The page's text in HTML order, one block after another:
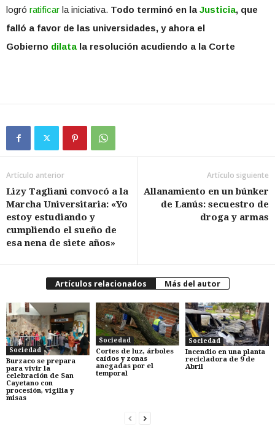
logró ratificar la iniciativa. Todo terminó en la Justicia, que
falló a favor de las universidades, y ahora el
Gobierno dilata la resolución acudiendo a la Corte
Artículo anterior
Lizy Tagliani convocó a la
Marcha Universitaria: «Yo
estoy estudiando y
cumpliendo el sueño de
esa nena de siete años»
Artículo siguiente
Allanamiento en un búnker
de Lanús: secuestro de
droga y armas
Artículos relacionados Más del autor
Sociedad
Burzaco se prepara
para vivir la
celebración de San
Cayetano con
procesión, vigilia y
misas
Sociedad
Cortes de luz, árboles
caídos y zonas
anegadas por el
temporal
Sociedad
Incendio en una planta
recicladora de 9 de
Abril